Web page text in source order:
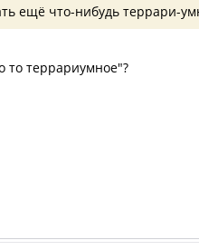
ещё что-нибудь террари-
то террариумное"?